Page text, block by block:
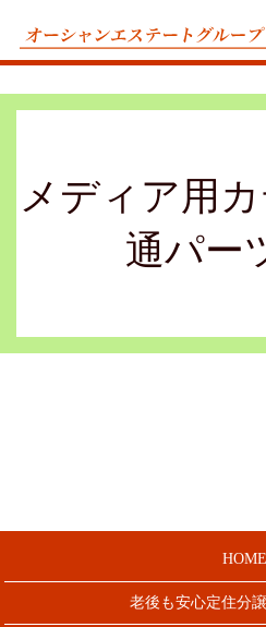
メディア用
通パー
HOME
老後も安心定住分